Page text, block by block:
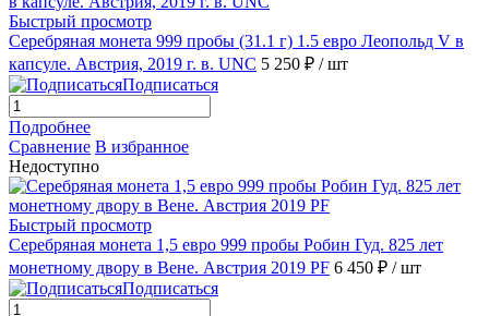
Быстрый просмотр
Серебряная монета 999 пробы (31.1 г) 1.5 евро Леопольд V в
капсуле. Австрия, 2019 г. в. UNC 5 250 ₽ / шт
Подписаться
Подробнее
Сравнение В избранное
Недоступно
Быстрый просмотр
Серебряная монета 1,5 евро 999 пробы Робин Гуд. 825 лет
монетному двору в Вене. Австрия 2019 PF 6 450 ₽ / шт
Подписаться